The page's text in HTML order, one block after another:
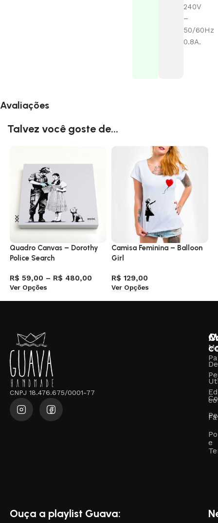
240V
–
50/60Hz
0.8A.
Avaliações
Talvez você goste de...
Quadro Canvas – Dorothy
Police Search
R$ 59,00 – R$ 480,00
Ver Opções
Camisa Feminina – Balloon
Girl
R$ 129,00
Ver Opções
CNPJ 18.476.675/0001-77
e
Ouça a playlist Guava: